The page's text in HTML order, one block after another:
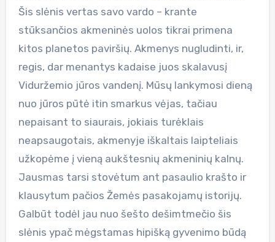
Šis slėnis vertas savo vardo – krante
stūksančios akmeninės uolos tikrai primena
kitos planetos paviršių. Akmenys nugludinti, ir,
regis, dar menantys kadaise juos skalavusį
Viduržemio jūros vandenį. Mūsų lankymosi dieną
nuo jūros pūtė itin smarkus vėjas, tačiau
nepaisant to siaurais, jokiais turėklais
neapsaugotais, akmenyje iškaltais laipteliais
užkopėme į vieną aukštesnių akmeninių kalnų.
Jausmas tarsi stovėtum ant pasaulio krašto ir
klausytum pačios Žemės pasakojamų istorijų.
Galbūt todėl jau nuo šešto dešimtmečio šis
slėnis ypač mėgstamas hipišką gyvenimo būdą